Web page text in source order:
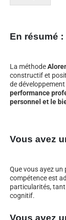
En résumé :
La méthode
constructif et
de
performance
personnel et le
Vous avez
Que vous ayez
compétence est
particularités, tant
cognitif.
Vous avez